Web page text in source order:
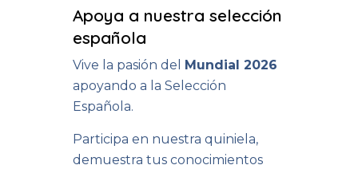
Apoya a nuestra selección
española
Vive la pasión del Mundial 2026
apoyando a la Selección
Española.
Participa en nuestra quiniela,
demuestra tus conocimientos